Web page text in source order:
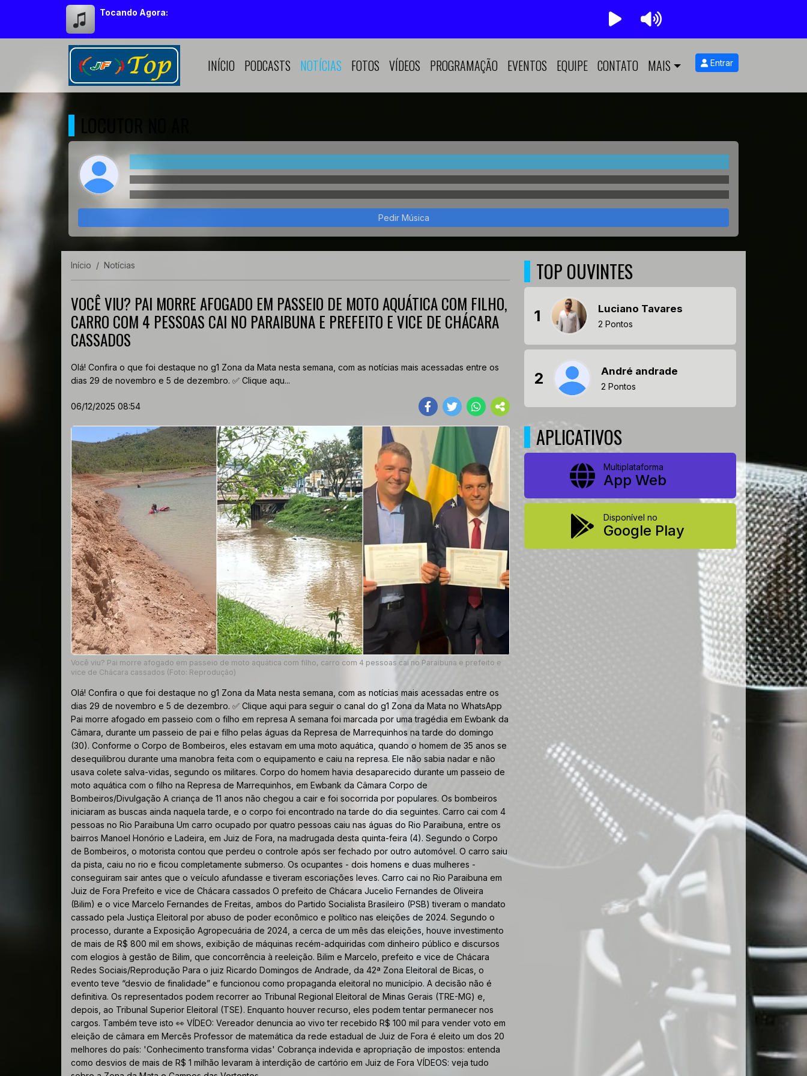
Tocando Agora:
INÍCIO PODCASTS NOTÍCIAS FOTOS VÍDEOS PROGRAMAÇÃO EVENTOS EQUIPE CONTATO MAIS Entrar
LOCUTOR NO AR
Pedir Música
Início Notícias
VOCÊ VIU? PAI MORRE AFOGADO EM PASSEIO DE MOTO AQUÁTICA COM FILHO,
CARRO COM 4 PESSOAS CAI NO PARAIBUNA E PREFEITO E VICE DE CHÁCARA
CASSADOS
Olá! Confira o que foi destaque no g1 Zona da Mata nesta semana, com as notícias mais acessadas entre os
dias 29 de novembro e 5 de dezembro. ✅ Clique aqu...
06/12/2025 08:54
Você viu? Pai morre afogado em passeio de moto aquática com filho, carro com 4 pessoas cai no Paraibuna e prefeito e
vice de Chácara cassados (Foto: Reprodução)
Olá! Confira o que foi destaque no g1 Zona da Mata nesta semana, com as notícias mais acessadas entre os
dias 29 de novembro e 5 de dezembro. ✅ Clique aqui para seguir o canal do g1 Zona da Mata no WhatsApp
Pai morre afogado em passeio com o filho em represa A semana foi marcada por uma tragédia em Ewbank da
Câmara, durante um passeio de pai e filho pelas águas da Represa de Marrequinhos na tarde do domingo
(30). Conforme o Corpo de Bombeiros, eles estavam em uma moto aquática, quando o homem de 35 anos se
desequilibrou durante uma manobra feita com o equipamento e caiu na represa. Ele não sabia nadar e não
usava colete salva-vidas, segundo os militares. Corpo do homem havia desaparecido durante um passeio de
moto aquática com o filho na Represa de Marrequinhos, em Ewbank da Câmara Corpo de
Bombeiros/Divulgação A criança de 11 anos não chegou a cair e foi socorrida por populares. Os bombeiros
iniciaram as buscas ainda naquela tarde, e o corpo foi encontrado na tarde do dia seguintes. Carro cai com 4
pessoas no Rio Paraibuna Um carro ocupado por quatro pessoas caiu nas águas do Rio Paraibuna, entre os
bairros Manoel Honório e Ladeira, em Juiz de Fora, na madrugada desta quinta-feira (4). Segundo o Corpo
de Bombeiros, o motorista contou que perdeu o controle após ser fechado por outro automóvel. O carro saiu
da pista, caiu no rio e ficou completamente submerso. Os ocupantes - dois homens e duas mulheres -
conseguiram sair antes que o veículo afundasse e tiveram escoriações leves. Carro cai no Rio Paraibuna em
Juiz de Fora Prefeito e vice de Chácara cassados O prefeito de Chácara Jucelio Fernandes de Oliveira
(Bilim) e o vice Marcelo Fernandes de Freitas, ambos do Partido Socialista Brasileiro (PSB) tiveram o mandato
cassado pela Justiça Eleitoral por abuso de poder econômico e político nas eleições de 2024. Segundo o
processo, durante a Exposição Agropecuária de 2024, a cerca de um mês das eleições, houve investimento
de mais de R$ 800 mil em shows, exibição de máquinas recém-adquiridas com dinheiro público e discursos
com elogios à gestão de Bilim, que concorrência à reeleição. Bilim e Marcelo, prefeito e vice de Chácara
Redes Sociais/Reprodução Para o juiz Ricardo Domingos de Andrade, da 42ª Zona Eleitoral de Bicas, o
evento teve “desvio de finalidade” e funcionou como propaganda eleitoral no município. A decisão não é
definitiva. Os representados podem recorrer ao Tribunal Regional Eleitoral de Minas Gerais (TRE-MG) e,
depois, ao Tribunal Superior Eleitoral (TSE). Enquanto houver recurso, eles podem tentar permanecer nos
cargos. Também teve isto 👀 VÍDEO: Vereador denuncia ao vivo ter recebido R$ 100 mil para vender voto em
eleição de câmara em Mercês Professor de matemática da rede estadual de Juiz de Fora é eleito um dos 20
melhores do país: 'Conhecimento transforma vidas' Cobrança indevida e apropriação de impostos: entenda
como desvios de mais de R$ 1 milhão levaram à interdição de cartório em Juiz de Fora VÍDEOS: veja tudo
TOP OUVINTES
1 Luciano Tavares
2 Pontos
2 André andrade
2 Pontos
APLICATIVOS
Multiplataforma
App Web
Disponível no
Google Play